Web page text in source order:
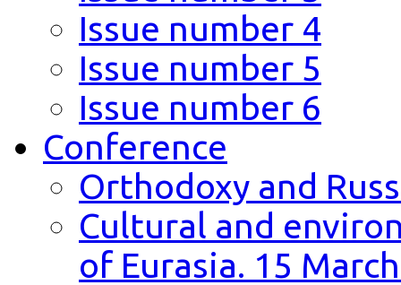
Issue number 4
Issue number 5
Issue number 6
Conference
Orthodoxy and
Cultural and
of Eurasia. 15